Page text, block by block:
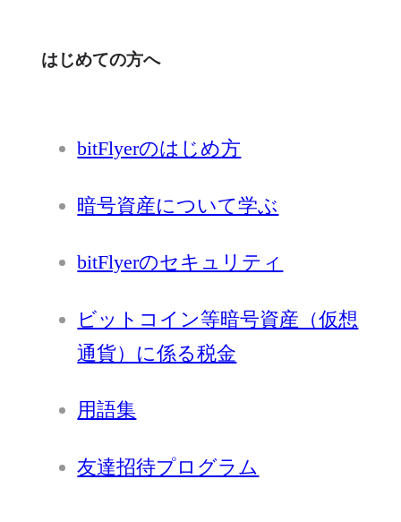
はじめての方へ
bitFlyerのはじめ方
暗号資産について学ぶ
bitFlyerのセキュリティ
ビットコイン等暗号資産（仮想
通貨）に係る税金
用語集
友達招待プログラム